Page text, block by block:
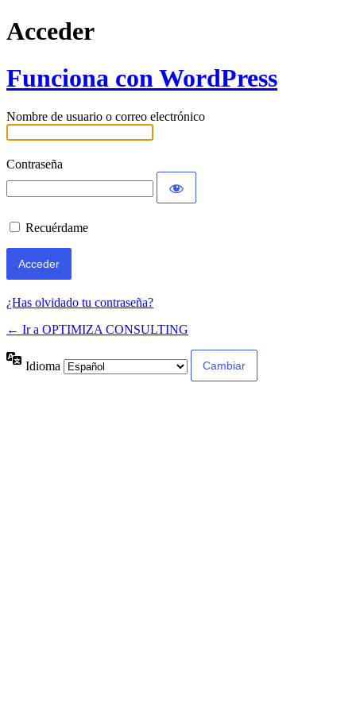
Acceder
Funciona con WordPress
Nombre de usuario o correo electrónico
Contraseña
Recuérdame
¿Has olvidado tu contraseña?
← Ir a OPTIMIZA CONSULTING
Idioma